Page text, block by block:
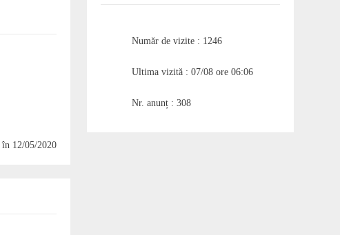
în 12/05/2020
Număr de vizite : 1246
Ultima vizită : 07/08 ore 06:06
Nr. anunț : 308